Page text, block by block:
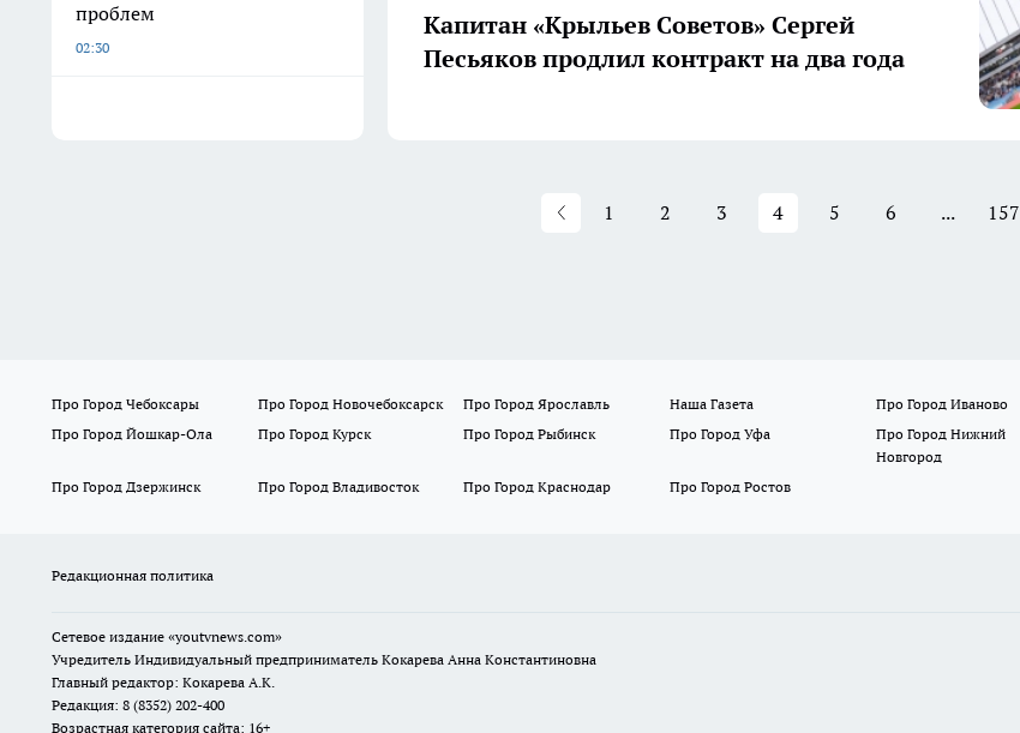
проблем
02:30
Капитан «Крыльев Советов» Сергей
Песьяков продлил контракт на два года
1 2 3 4 5 6 ... 157
Про Город Чебоксары Про Город Новочебоксарск Про Город Ярославль Наша Газета
Про Город Иваново
Про Город Йошкар-Ола
Про Город Курск Про Город Рыбинск Про Город Уфа
Про Город Нижний
Новгород
Про Город Дзержинск
Про Город Владивосток Про Город Краснодар Про Город Ростов
Редакционная политика
Сетевое издание «youtvnews.com»
Учредитель Индивидуальный предприниматель Кокарева Анна Константиновна
Главный редактор: Кокарева А.К.
Редакция: 8 (8352) 202-400
Возрастная категория сайта: 16+